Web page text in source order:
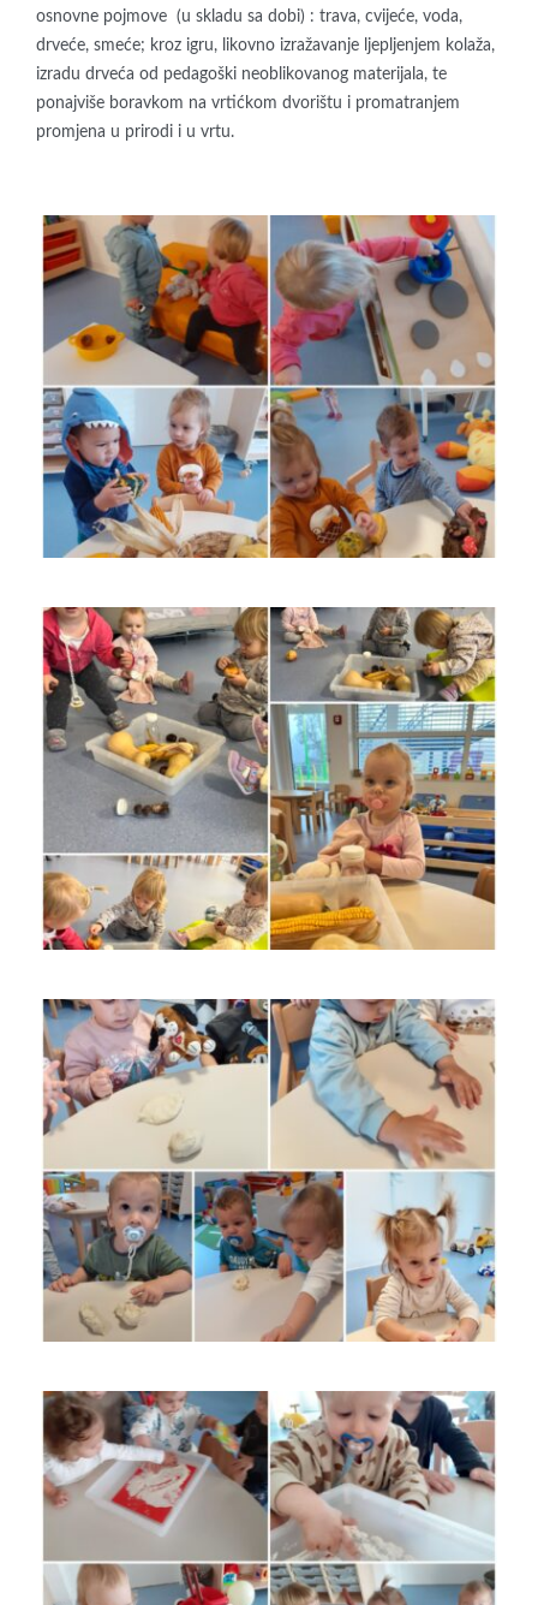
osnovne pojmove (u skladu sa dobi) : trava, cvijeće, voda,
drveće, smeće; kroz igru, likovno izražavanje ljepljenjem kolaža,
izradu drveća od pedagoški neoblikovanog materijala, te
ponajviše boravkom na vrtićkom dvorištu i promatranjem
promjena u prirodi i u vrtu.